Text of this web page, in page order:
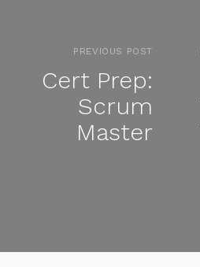
PREVIOUS POST
Cert Prep:
Scrum
Master